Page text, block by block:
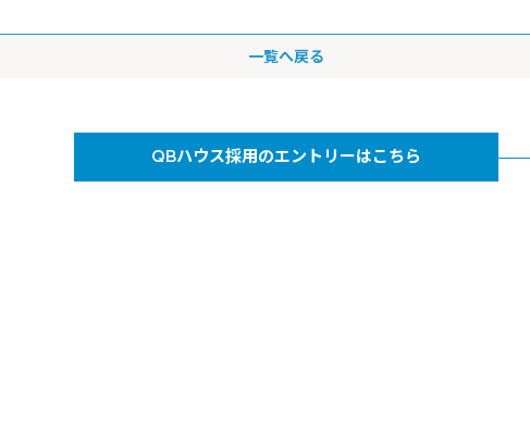
一覧へ戻る
QBハウス採用のエントリーはこちら